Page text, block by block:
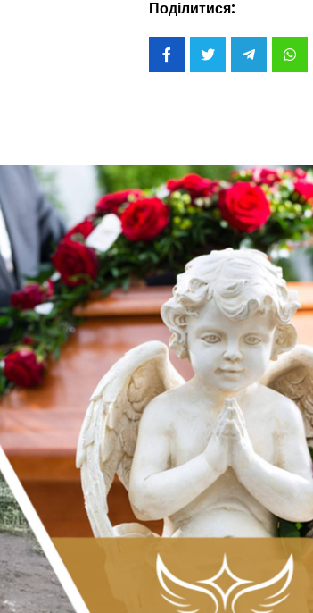
Поділитися: